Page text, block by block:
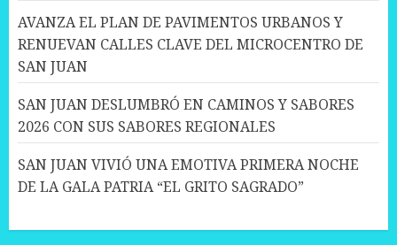
AVANZA EL PLAN DE PAVIMENTOS URBANOS Y
RENUEVAN CALLES CLAVE DEL MICROCENTRO DE
SAN JUAN
SAN JUAN DESLUMBRÓ EN CAMINOS Y SABORES
2026 CON SUS SABORES REGIONALES
SAN JUAN VIVIÓ UNA EMOTIVA PRIMERA NOCHE
DE LA GALA PATRIA “EL GRITO SAGRADO”